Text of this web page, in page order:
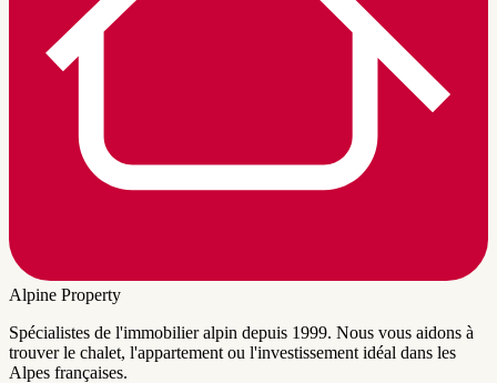
Alpine Property
Spécialistes de l'immobilier alpin depuis 1999. Nous vous aidons à
trouver le chalet, l'appartement ou l'investissement idéal dans les
Alpes françaises.